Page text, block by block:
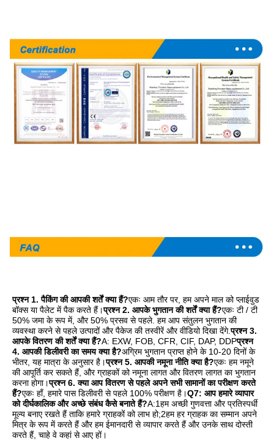
प्रश्न 1. पैकिंग की आपकी शर्तें क्या हैं?एकः आम तौर पर, हम अपने माल को प्लाईवुड
बॉक्स या पैलेट में पैक करते हैं।प्रश्न 2. आपके भुगतान की शर्तें क्या हैं?एकः टी / टी
50% जमा के रूप में, और 50% प्रसव से पहले. हम आप संतुलन भुगतान की
व्यवस्था करने से पहले उत्पादों और पैकेज की तस्वीरें और वीडियो दिखा देंगे.प्रश्न 3.
आपके वितरण की शर्तें क्या हैं?A: EXW, FOB, CFR, CIF, DAP, DDPप्रश्न
4. आपकी डिलीवरी का समय क्या है?अग्रिम भुगतान प्राप्त होने के 10-20 दिनों के
भीतर, यह मात्रा के अनुसार है।प्रश्न 5. आपकी नमूना नीति क्या है?एकः हम नमूने
की आपूर्ति कर सकते हैं, और ग्राहकों को नमूना लागत और वितरण लागत का भुगतान
करना होगा।प्रश्न 6. क्या आप वितरण से पहले अपने सभी सामानों का परीक्षण करते
हैं?एकः हाँ, हमारे पास डिलीवरी से पहले 100% परीक्षण है।Q7: आप हमारे व्यापार
को दीर्घकालिक और अच्छे संबंध कैसे बनाते हैं?A:1हम अच्छी गुणवत्ता और प्रतिस्पर्धी
मूल्य बनाए रखते हैं ताकि हमारे ग्राहकों को लाभ हो;2हम हर ग्राहक का सम्मान अपने
मित्र के रूप में करते हैं और हम ईमानदारी से व्यापार करते हैं और उनके साथ दोस्ती
करते हैं, चाहे वे कहां से आए हों।